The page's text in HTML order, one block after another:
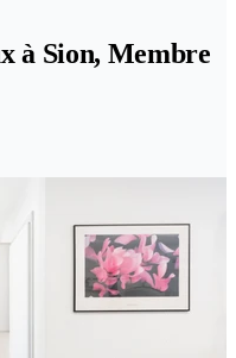
à Sion, Membre